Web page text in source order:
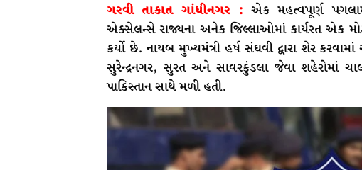
ગરવી તાકાત ગાંધીનગર : એક મહત્વપૂર્ણ
એક્સેલન્સે રાજ્યના અનેક જિલ્લાઓમાં કાર્યરત એક
કર્યો છે. નાયબ મુખ્યમંત્રી હર્ષ સંઘવી દ્વારા શેર
સુરેન્દ્રનગર, સુરત અને સાવરકુંડલા જેવા શહેરોમાં
પાકિસ્તાન સાથે મળી હતી.